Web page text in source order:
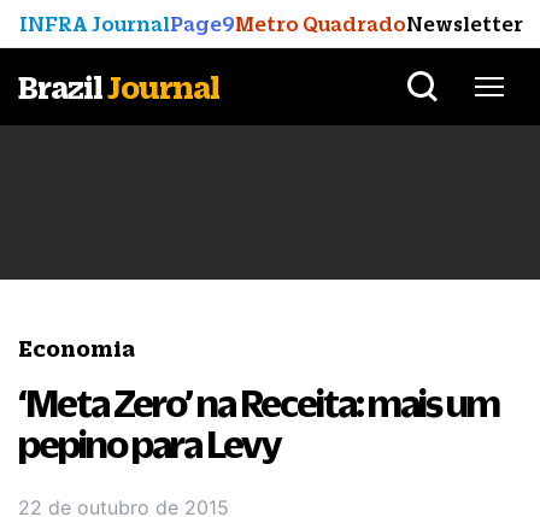
INFRA JournalPage9Metro QuadradoNewsletter
BrazilJournal
Economia
‘Meta Zero’ na Receita: mais um
pepino para Levy
22 de outubro de 2015